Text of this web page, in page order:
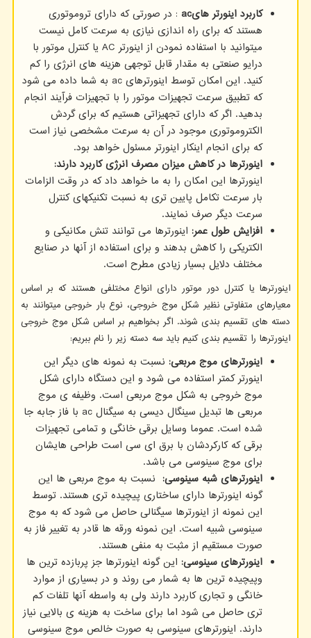
کاربرد اینورتر هایac : در صورتی که دارای تروموتوری
هستند که برای راه اندازی نیازی به سرعت کامل نیست
میتوانید با استفاده نمودن از اینورتر AC یا کنترل موتور با
درایو صنعتی به مقدار قابل توجهی هزینه های انرژی را کم
کنید. این امکان توسط اینورترهای ac به شما داده می شود
که تطبیق سرعت تجهیزات موتور را با تجهیزات فرآیند انجام
بدهید. اگر که دارای تجهیزاتی هستیم که برای گردش
الکتروموتوری موجود در آن به سرعت مشخصی نیاز است
که برای انجام اینکار اینورتر مسئول خواهد بود.
اینورترها در کاهش میزان مصرف انرژی کاربرد دارند:
اینورترها این امکان را به ما خواهد داد که در وقت الزامات
بار سرعت تکامل پایین تری به نسبت تکنیکهای کنترل
سرعت دیگر صرف نمایند.
افزایش طول عمر: اینورترها می توانند تنش مکانیکی و
الکتریکی را کاهش بدهند و برای استفاده از آنها در صنایع
مختلف دلایل بسیار زیادی مطرح است.
اینورترها یا کنترل دور موتور دارای انواع مختلفی هستند که بر اساس
معیارهای متفاوتی نظیر شکل موج خروجی، نوع بار خروجی میتوانند به
دسته های تقسیم بندی شوند. اگر بخواهیم بر اساس شکل موج خروجی
اینورترها را تقسیم بندی کنیم باید سه دسته زیر را نام ببریم:
اینورترهای موج مربعی: نسبت به نمونه های دیگر این
اینورتر کمتر استفاده می شود و این دستگاه دارای شکل
موج خروجی به شکل موج مربعی است. وظیفه ی موج
مربعی ها تبدیل سینگال دیسی به سیگنال ac با فاز جابه جا
شده است. عموما وسایل برقی خانگی و تمامی تجهیزات
برقی که کارکردشان با برق ای سی است طراحی هایشان
برای موج سینوسی می باشد.
اینورترهای شبه سینوسی: نسبت به موج مربعی ها این
گونه اینورترها دارای ساختاری پیچیده تری هستند. توسط
این نمونه از اینورترها سیگنالی حاصل می شود که به موج
سینوسی شبیه است. این نمونه ورقه ها قادر به تغییر فاز به
صورت مستقیم از مثبت به منفی هستند.
اینورترهای سینوسی: این گونه اینورترها جز پربازده ترین ها
وپیچیده ترین ها به شمار می روند و در بسیاری از موارد
خانگی و تجاری کاربرد دارند ولی به واسطه آنها تلفات کم
تری حاصل می شود اما برای ساخت به هزینه ی بالایی نیاز
دارند. اینورترهای سینوسی به صورت خالص موج سینوسی